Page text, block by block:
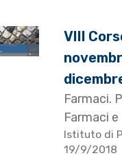
VIII
Farmaci.
Farmaci
Istituto di
19/9/2018